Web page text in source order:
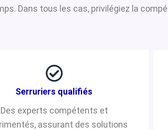
Dans tous les cas, privilégiez la
Serruriers qualifiés
Des experts compétents et
assurant des solutions